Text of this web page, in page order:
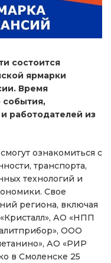
состоится
ярмарки
Время
работодателей из
ознакомиться с
транспорта,
технологий и
Свое
региона, включая
АО «НПП
ООО
АО «РИР
в Смоленске 25